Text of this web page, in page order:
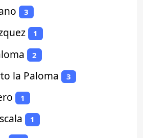
3
1
2
la Paloma 3
1
1